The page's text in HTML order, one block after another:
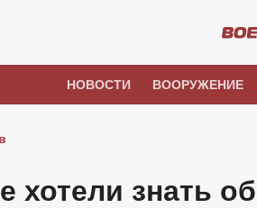
НОВОСТИ ВООРУЖЕНИЕ
хотели знать